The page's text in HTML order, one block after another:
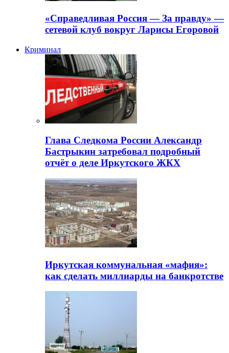
«Справедливая Россия — За правду» —
сетевой клуб вокруг Ларисы Егоровой
Криминал
Глава Следкома России Александр
Бастрыкин затребовал подробный
отчёт о деле Иркутского ЖКХ
Иркутская коммунальная «мафия»:
как сделать миллиарды на банкротстве